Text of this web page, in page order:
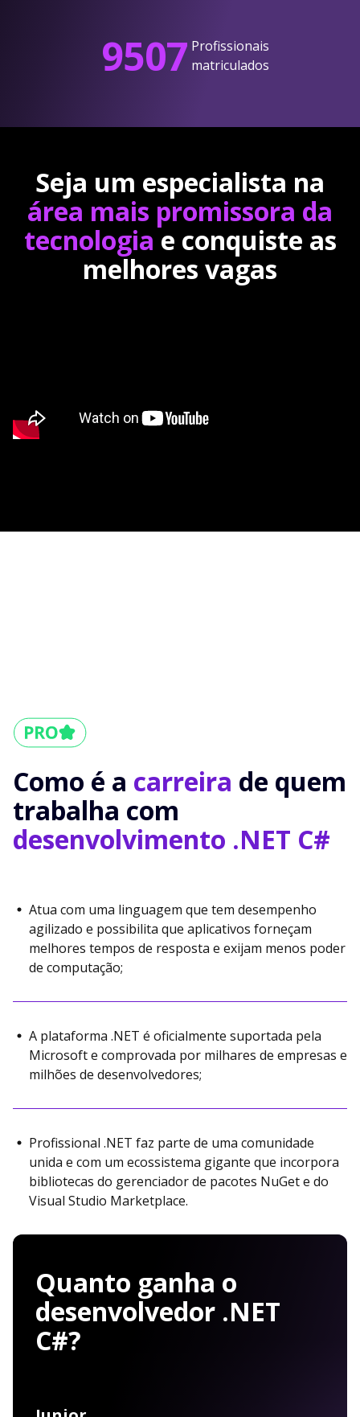
9507 Profissionais
matriculados
Seja um especialista na
área mais promissora da
tecnologia e conquiste as
melhores vagas
Como é a carreira de quem
trabalha com
desenvolvimento .NET C#
Atua com uma linguagem que tem desempenho
agilizado e possibilita que aplicativos forneçam
melhores tempos de resposta e exijam menos poder
de computação;
A plataforma .NET é oficialmente suportada pela
Microsoft e comprovada por milhares de empresas e
milhões de desenvolvedores;
Profissional .NET faz parte de uma comunidade
unida e com um ecossistema gigante que incorpora
bibliotecas do gerenciador de pacotes NuGet e do
Visual Studio Marketplace.
Quanto ganha o
desenvolvedor .NET
C#?